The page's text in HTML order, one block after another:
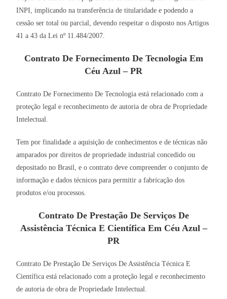
INPI, implicando na transferência de titularidade e podendo a
cessão ser total ou parcial, devendo respeitar o disposto nos Artigos
41 a 43 da Lei nº 11.484/2007.
Contrato De Fornecimento De Tecnologia Em
Céu Azul – PR
Contrato De Fornecimento De Tecnologia está relacionado com a
proteção legal e reconhecimento de autoria de obra de Propriedade
Intelectual.
Tem por finalidade a aquisição de conhecimentos e de técnicas não
amparados por direitos de propriedade industrial concedido ou
depositado no Brasil, e o contrato deve compreender o conjunto de
informação e dados técnicos para permitir a fabricação dos
produtos e/ou processos.
Contrato De Prestação De Serviços De
Assistência Técnica E Científica Em Céu Azul –
PR
Contrato De Prestação De Serviços De Assistência Técnica E
Científica está relacionado com a proteção legal e reconhecimento
de autoria de obra de Propriedade Intelectual.